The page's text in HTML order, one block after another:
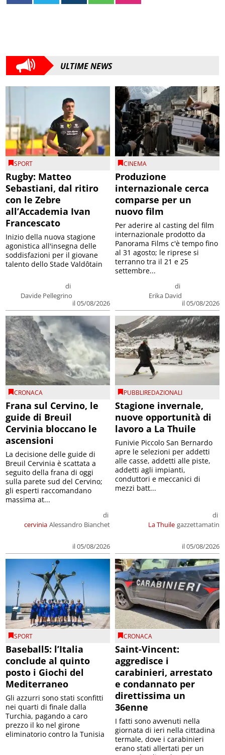
ULTIME NEWS
SPORT
Rugby: Matteo
Sebastiani, dal ritiro
con le Zebre
all’Accademia Ivan
Francescato
di
Davide Pellegrino
il 05/08/2026
Inizio della nuova stagione
agonistica all'insegna delle
soddisfazioni per il giovane
talento dello Stade Valdôtain
CINEMA
Produzione
internazionale cerca
comparse per un
nuovo film
di
Erika David
il 05/08/2026
Per aderire al casting del film
internazionale prodotto da
Panorama Films c'è tempo fino
al 31 agosto; le riprese si
terranno tra il 21 e 25
settembre...
CRONACA
Frana sul Cervino, le
guide di Breuil
Cervinia bloccano le
ascensioni
cervinia
di
Alessandro Bianchet
il 05/08/2026
La decisione delle guide di
Breuil Cervinia è scattata a
seguito della frana di oggi
sulla parete sud del Cervino;
gli esperti raccomandano
massima at...
PUBBLIREDAZIONALI
Stagione invernale,
nuove opportunità di
lavoro a La Thuile
La Thuile
di
gazzettamatin
il 05/08/2026
Funivie Piccolo San Bernardo
apre le selezioni per addetti
alle casse, addetti alle piste,
addetti agli impianti,
conduttori e meccanici di
mezzi batt...
SPORT
Baseball5: l’Italia
conclude al quinto
posto i Giochi del
Mediterraneo
Gli azzurri sono stati sconfitti
nei quarti di finale dalla
Turchia, pagando a caro
prezzo il ko nel girone
eliminatorio contro la Tunisia
CRONACA
Saint-Vincent:
aggredisce i
carabinieri, arrestato
e condannato per
direttissima un
36enne
I fatti sono avvenuti nella
giornata di ieri nella cittadina
termale, dove i carabinieri
erano stati allertati per un